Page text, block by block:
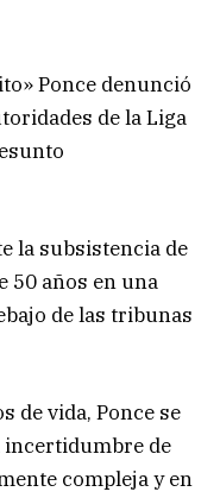
Ponce denunció
de la Liga
la subsistencia de
50 años en una
de las tribunas
de vida, Ponce se
incertidumbre de
compleja y en